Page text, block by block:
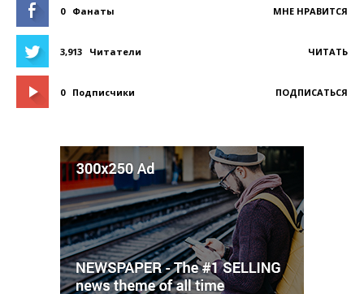
0 Фанаты МНЕ НРАВИТСЯ
3,913 Читатели ЧИТАТЬ
0 Подписчики ПОДПИСАТЬСЯ